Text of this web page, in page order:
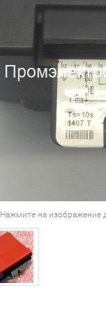
Нажмите на изображение